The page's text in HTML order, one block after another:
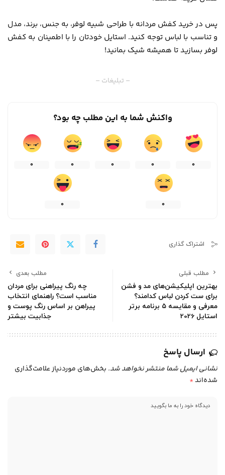
پس در خرید کفش مردانه با طراحی شبیه لوفر، به جنس، برند، مدل
و تناسب با لباس توجه کنید. استایل خودتان را با اطمینان به کفش
لوفر بسازید تا همیشه شیک بمانید!
– تبلیغات –
واکنش شما به این مطلب چه بود؟
0
0
0
0
0
0
0
اشتراک گذاری
مطلب قبلی
بهترین اپلیکیشن‌های مد و فشن
برای ست کردن لباس کدامند؟
معرفی و مقایسه ۵ برنامه برتر
استایل 2026
مطلب بعدی
چه رنگ پیراهنی برای مردان
مناسب است؟ راهنمای انتخاب
پیراهن بر اساس رنگ پوست و
جذابیت بیشتر
ارسال پاسخ
نشانی ایمیل شما منتشر نخواهد شد. بخش‌های موردنیاز علامت‌گذاری
شده‌اند*